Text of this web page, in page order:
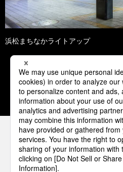
浜松まちなかライトアップ
1 2 3
パナソニックの電気設